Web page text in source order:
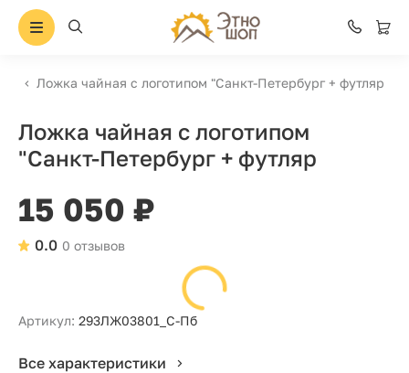
Ложка чайная с логотипом "Санкт-Петербург + футляр
Ложка чайная с логотипом
"Санкт-Петербург + футляр
15 050 ₽
0 отзывов
0.0
Артикул: 293ЛЖ03801_С-Пб
Все характеристики